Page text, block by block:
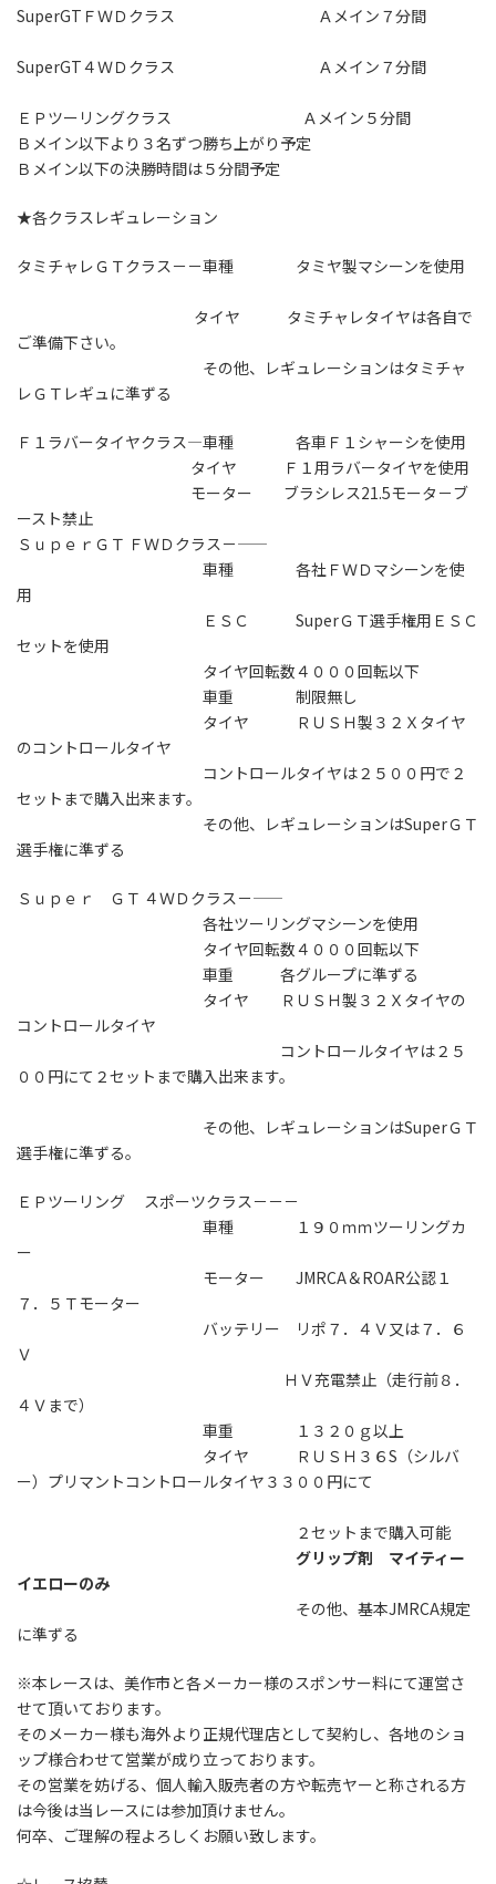
SuperGTＦＷＤクラス Ａメイン７分間
SuperGT４ＷＤクラス Ａメイン７分間
ＥＰツーリングクラス Ａメイン５分間
Ｂメイン以下より３名ずつ勝ち上がり予定
Ｂメイン以下の決勝時間は５分間予定
★各クラスレギュレーション
タミチャレＧＴクラス－－車種 タミヤ製マシーンを使用
タイヤ タミチャレタイヤは各自で
ご準備下さい。
その他、レギュレーションはタミチャ
レＧＴレギュに準ずる
Ｆ１ラバータイヤクラス―車種 各車Ｆ１シャーシを使用
タイヤ Ｆ１用ラバータイヤを使用
モーター ブラシレス21.5モータ－ブ
ースト禁止
ＳｕｐｅｒＧＴ ＦＷＤクラス－――
車種 各社ＦＷＤマシーンを使
用
ＥＳＣ SuperＧＴ選手権用ＥＳＣ
セットを使用
タイヤ回転数４０００回転以下
車重 制限無し
タイヤ ＲＵＳＨ製３２Ｘタイヤ
のコントロールタイヤ
コントロールタイヤは２５００円で２
セットまで購入出来ます。
その他、レギュレーションはSuperＧＴ
選手権に準ずる
Ｓｕｐｅｒ ＧＴ ４ＷＤクラス－――
各社ツーリングマシーンを使用
タイヤ回転数４０００回転以下
車重 各グループに準ずる
タイヤ ＲＵＳＨ製３２Ｘタイヤの
コントロールタイヤ
コントロールタイヤは２５
００円にて２セットまで購入出来ます。
その他、レギュレーションはSuperＧＴ
選手権に準ずる。
ＥＰツーリング スポーツクラス－－－
車種 １９０ｍｍツーリングカ
ー
モーター JMRCA＆ROAR公認１
７．５Ｔモーター
バッテリー リポ７．４Ｖ又は７．６
Ｖ
ＨＶ充電禁止（走行前８．
４Ｖまで）
車重 １３２０ｇ以上
タイヤ ＲＵＳＨ３６S（シルバ
ー）プリマントコントロールタイヤ３３００円にて
２セットまで購入可能
グリップ剤 マイティー
イエローのみ
その他、基本JMRCA規定
に準ずる
※本レースは、美作市と各メーカー様のスポンサー料にて運営さ
せて頂いております。
そのメーカー様も海外より正規代理店として契約し、各地のショ
ップ様合わせて営業が成り立っております。
その営業を妨げる、個人輸入販売者の方や転売ヤーと称される方
は今後は当レースには参加頂けません。
何卒、ご理解の程よろしくお願い致します。